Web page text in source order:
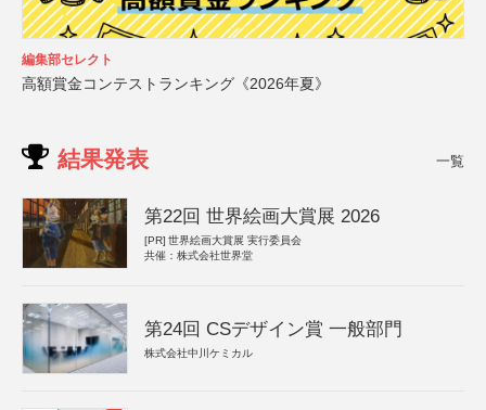
編集部セレクト
高額賞金コンテストランキング《2026年夏》
結果発表 一覧
第22回 世界絵画大賞展 2026
[PR] 世界絵画大賞展 実行委員会
共催：株式会社世界堂
第24回 CSデザイン賞 一般部門
株式会社中川ケミカル